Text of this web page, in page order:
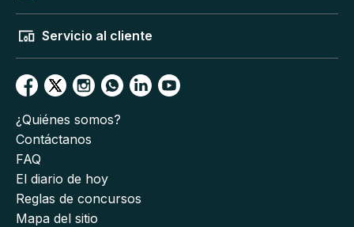
Servicio al cliente
¿Quiénes somos?
Contáctanos
FAQ
El diario de hoy
Reglas de concursos
Mapa del sitio